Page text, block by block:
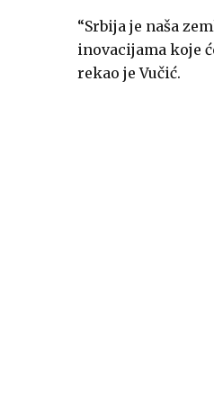
“Srbija je naša
inovacijama koje
rekao je Vučić.